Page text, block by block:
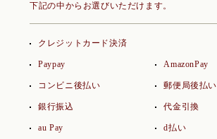
下記の中からお選びいただけます。
クレジットカード決済
Paypay AmazonPay
コンビニ後払い 郵便局後払い
銀行振込 代金引換
au Pay d払い